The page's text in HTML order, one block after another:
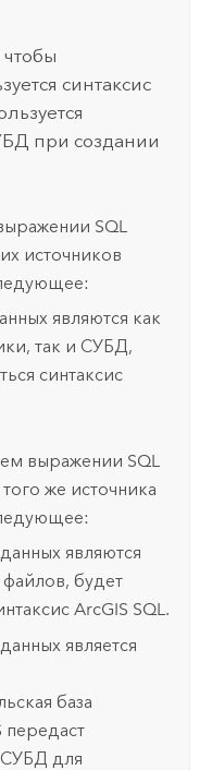
синтаксис
при создании
SQL
источников
являются как
так и СУБД,
синтаксис
выражении SQL
же источника
являются
будет
ArcGIS SQL.
является
база
передаст
СУБД для